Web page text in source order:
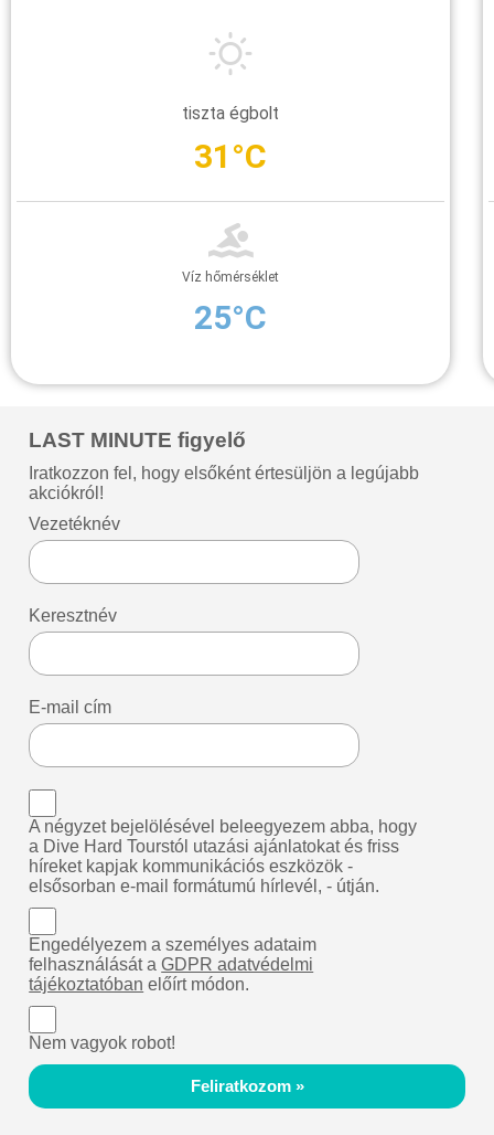
tiszta égbolt
31°C
Víz hőmérséklet
25°C
LAST MINUTE figyelő
Iratkozzon fel, hogy elsőként értesüljön a legújabb
akciókról!
Vezetéknév
Keresztnév
E-mail cím
A négyzet bejelölésével beleegyezem abba, hogy
a Dive Hard Tourstól utazási ajánlatokat és friss
híreket kapjak kommunikációs eszközök -
elsősorban e-mail formátumú hírlevél, - útján.
Engedélyezem a személyes adataim
felhasználását aGDPR adatvédelmi
tájékoztatóban előírt módon.
Nem vagyok robot!
Feliratkozom »